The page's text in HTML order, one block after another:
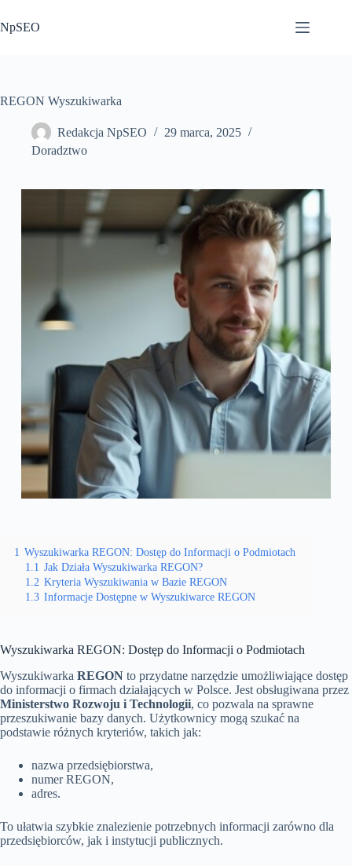
do
treści
NpSEO
REGON Wyszukiwarka
Redakcja NpSEO
29 marca, 2025
Doradztwo
1 Wyszukiwarka REGON: Dostęp do Informacji o Podmiotach
1.1 Jak Działa Wyszukiwarka REGON?
1.2 Kryteria Wyszukiwania w Bazie REGON
1.3 Informacje Dostępne w Wyszukiwarce REGON
Wyszukiwarka REGON: Dostęp do Informacji o Podmiotach
Wyszukiwarka REGON to przydatne narzędzie umożliwiające dostęp
do informacji o firmach działających w Polsce. Jest obsługiwana przez
Ministerstwo Rozwoju i Technologii, co pozwala na sprawne
przeszukiwanie bazy danych. Użytkownicy mogą szukać na
podstawie różnych kryteriów, takich jak:
nazwa przedsiębiorstwa,
numer REGON,
adres.
To ułatwia szybkie znalezienie potrzebnych informacji zarówno dla
przedsiębiorców, jak i instytucji publicznych.